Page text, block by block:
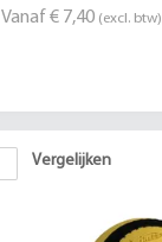
Vanaf € 7,40 (excl. btw)
Vergelijken